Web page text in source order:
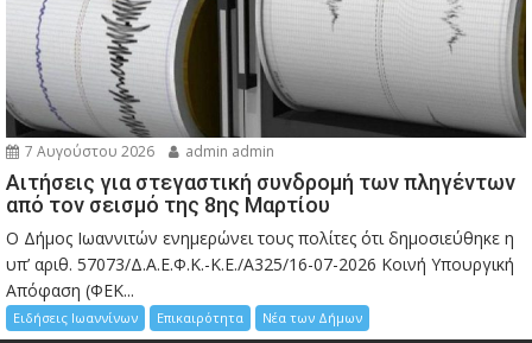
7 Αυγούστου 2026 admin admin
Αιτήσεις για στεγαστική συνδρομή των πληγέντων
από τον σεισμό της 8ης Μαρτίου
Ο Δήμος Ιωαννιτών ενημερώνει τους πολίτες ότι δημοσιεύθηκε η
υπ’ αριθ. 57073/Δ.Α.Ε.Φ.Κ.-Κ.Ε./Α325/16-07-2026 Κοινή Υπουργική
Απόφαση (ΦΕΚ...
Ειδήσεις Ιωαννίνων Επικαιρότητα Νέα των Δήμων